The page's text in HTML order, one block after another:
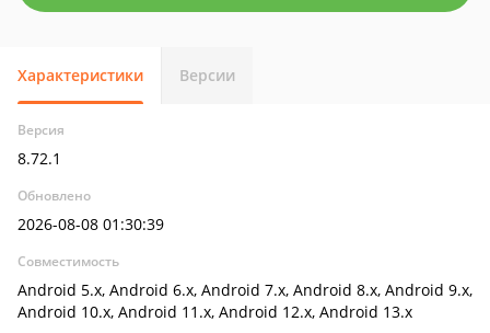
Характеристики Версии
Версия
8.72.1
Обновлено
2026-08-08 01:30:39
Совместимость
Android 5.x, Android 6.x, Android 7.x, Android 8.x, Android 9.x,
Android 10.x, Android 11.x, Android 12.x, Android 13.x